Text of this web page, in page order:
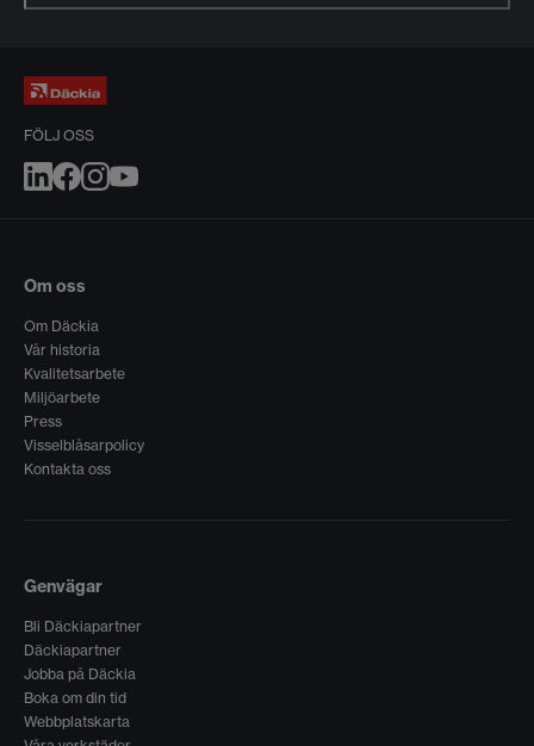
FÖLJ OSS
Om oss
Om Däckia
Vår historia
Kvalitetsarbete
Miljöarbete
Press
Visselblåsarpolicy
Kontakta oss
Genvägar
Bli Däckiapartner
Däckiapartner
Jobba på Däckia
Boka om din tid
Webbplatskarta